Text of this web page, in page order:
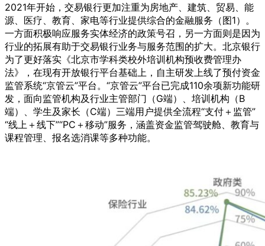
2021年开始，交易银行更加注重为房地产、建筑、贸易、能
源、医疗、教育、家电等行业提供综合的金融服务（图1）。
一方面积极响应服务实体经济的政策号召，另一方面则是因为
行业的拓展有助于交易银行业务与服务范围的扩大。北京银行
为了更好落实《北京市学科类校外培训机构预收费管理办
法》，在现有开放银行平台基础上，自主研发上线了预付资金
监管系统“京管云”平台。“京管云”平台已完成110余项新功能研
发，面向监管机构及行业主管部门（G端）、培训机构（B
端）、学生及家长（C端）三端用户提供全流程“支付＋监管”
“线上＋线下”“PC＋移动”服务，涵盖资金监管驾驶舱、教育与
课程管理、报名选消课等多种功能。